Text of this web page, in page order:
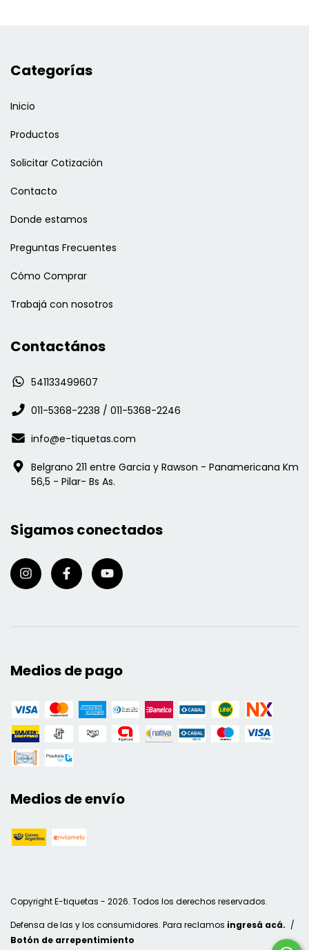
Categorías
Inicio
Productos
Solicitar Cotización
Contacto
Donde estamos
Preguntas Frecuentes
Cómo Comprar
Trabajá con nosotros
Contactános
541133499607
011-5368-2238 / 011-5368-2246
info@e-tiquetas.com
Belgrano 211 entre Garcia y Rawson - Panamericana Km
56,5 - Pilar- Bs As.
Sigamos conectados
Medios de pago
Medios de envío
Copyright E-tiquetas - 2026. Todos los derechos reservados.
Defensa de las y los consumidores. Para reclamos ingresá acá. /
Botón de arrepentimiento